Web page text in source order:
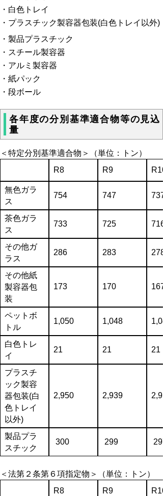
・白色トレイ
・プラスチック製容器包装(白色トレイ以外)
・製品プラスチック
・スチール製容器
・アルミ製容器
・紙パック
・段ボール
各年度の分別基準適合物等の見込
量
＜特定分別基準適合物＞
（単位：トン）
R8
R9 R10
無色ガラ
ス
754 747 737
茶色ガラ
ス
733 725 716
その他ガ
ラス
286 283 278
その他紙
製容器包
装
173 170 167
ペットボ
トル
1,050 1,048
白色トレ
イ
21 21 21
プラスチ
ック製容
器包装(白
色トレイ
以外)
2,950 2,939
製品プラ
スチック
300 299 297
＜法第２条第６項指定物＞
（単位：トン）
R8
R9 R10